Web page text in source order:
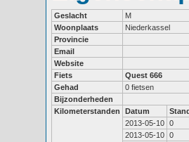
Geslacht
M
Woonplaats
Niederkassel
Provincie
Email
Website
Fiets
Quest 666
Gehad
0 fietsen
Bijzonderheden
Kilometerstanden
Datum
2013-05-10 0
2013-05-10 0